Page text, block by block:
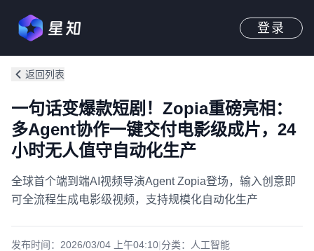
登录
返回列表
一句话变爆款短剧！Zopia重磅亮相：
多Agent协作一键交付电影级成片，24
小时无人值守自动化生产
全球首个端到端AI视频导演Agent Zopia登场，输入创意即
可全流程生成电影级视频，支持规模化自动化生产
发布时间： 2026/03/04 上午04:10|分类： 人工智能